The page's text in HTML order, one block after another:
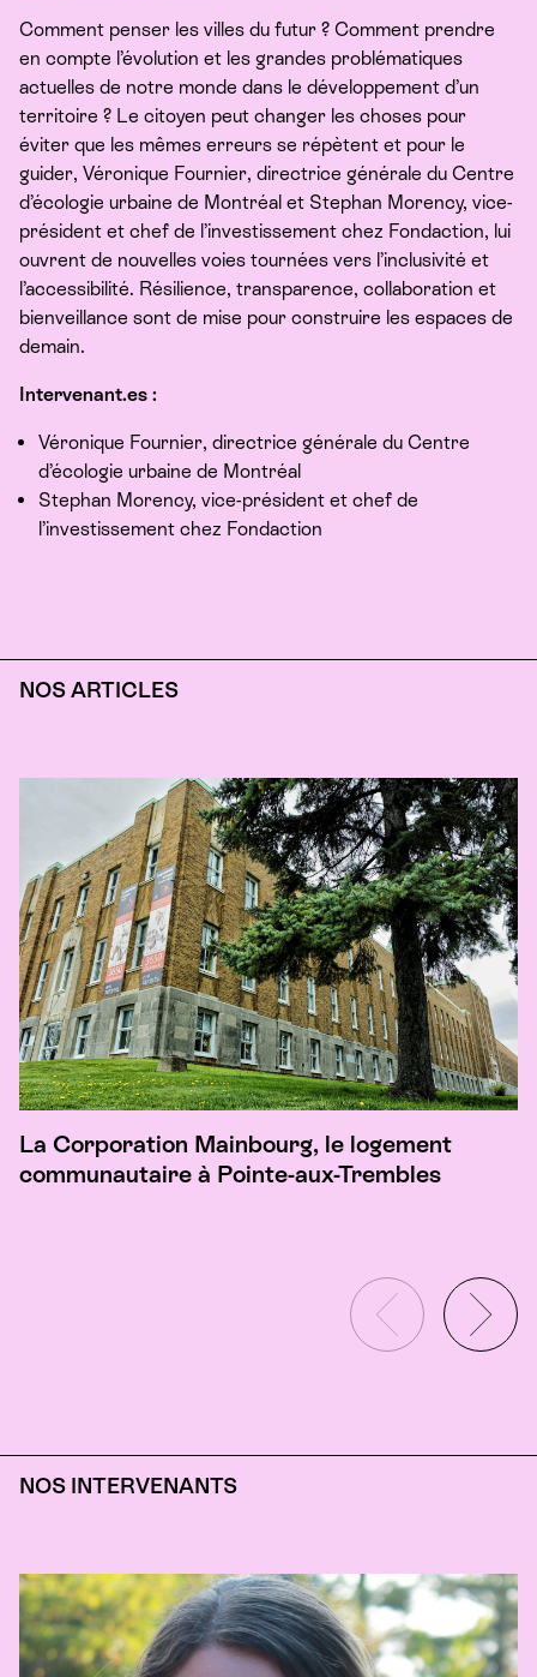
Comment penser les villes du futur ? Comment prendre
en compte l’évolution et les grandes problématiques
actuelles de notre monde dans le développement d’un
territoire ? Le citoyen peut changer les choses pour
éviter que les mêmes erreurs se répètent et pour le
guider, Véronique Fournier, directrice générale du Centre
d’écologie urbaine de Montréal et Stephan Morency, vice-
président et chef de l’investissement chez Fondaction, lui
ouvrent de nouvelles voies tournées vers l’inclusivité et
l’accessibilité. Résilience, transparence, collaboration et
bienveillance sont de mise pour construire les espaces de
demain.
Inter​ve​nant​.es :
Véronique Fournier, directrice générale du Centre
d’écologie urbaine de Montréal
Stephan Morency, vice-président et chef de
l’investissement chez Fondaction
NOS ARTICLES
La Corporation Mainbourg, le logement
communautaire à Pointe-aux-Trembles
NOS INTERVENANTS